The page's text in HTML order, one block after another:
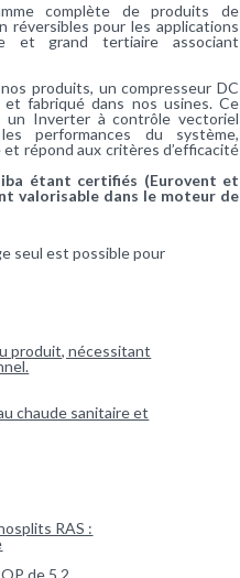
complète de produits de
réversibles pour les applications
et grand tertiaire associant
produits, un compresseur DC
et fabriqué dans nos usines. Ce
un Inverter à contrôle vectoriel
performances du système,
répond aux critères d’efficacité
étant certifiés (Eurovent et
valorisable dans le moteur de
seul est possible pour
produit, nécessitant
chaude sanitaire et
RAS :
de 5,2